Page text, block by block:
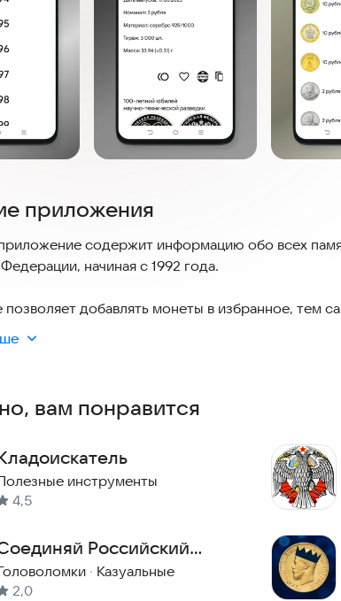
приложения
содержит информацию обо всех
начиная с 1992 года.
добавлять монеты в избранное, тем
сохранить в PDF.
о каждой монете:
(Аверс, Реверс)
вам понравится
инструменты
4,5
Российский
· Казуальные
2,0